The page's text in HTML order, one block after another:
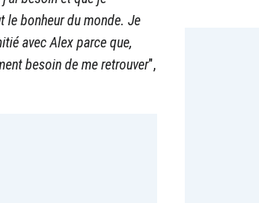
le bonheur du monde. Je
avec Alex parce que,
besoin de me retrouver",